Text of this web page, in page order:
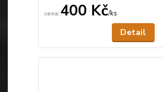
400 Kč/ks
Detail